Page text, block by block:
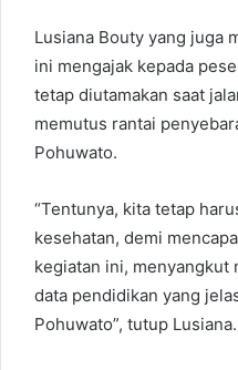
Lusiana Bouty yang juga
ini mengajak kepada
tetap diutamakan saat
memutus rantai
Pohuwato.
“Tentunya, kita tetap
kesehatan, demi
kegiatan ini, menyangkut
data pendidikan yang
Pohuwato”, tutup